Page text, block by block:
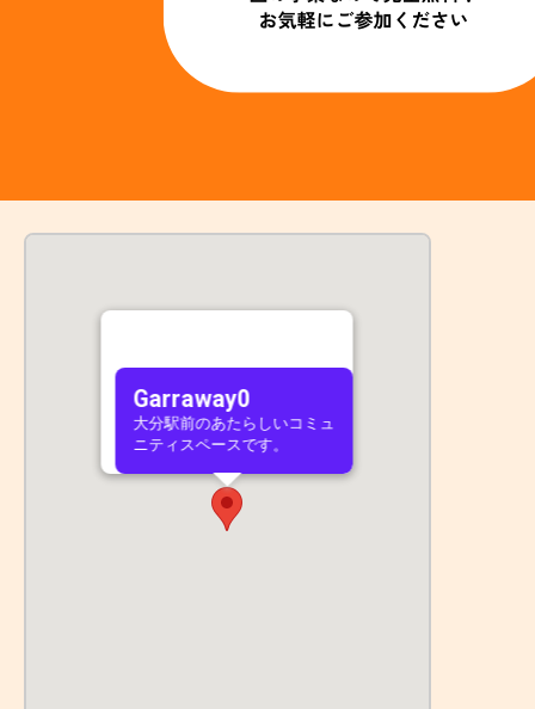
Garraway0
大分駅前のあたらしいコミュ
ニティスペースです。